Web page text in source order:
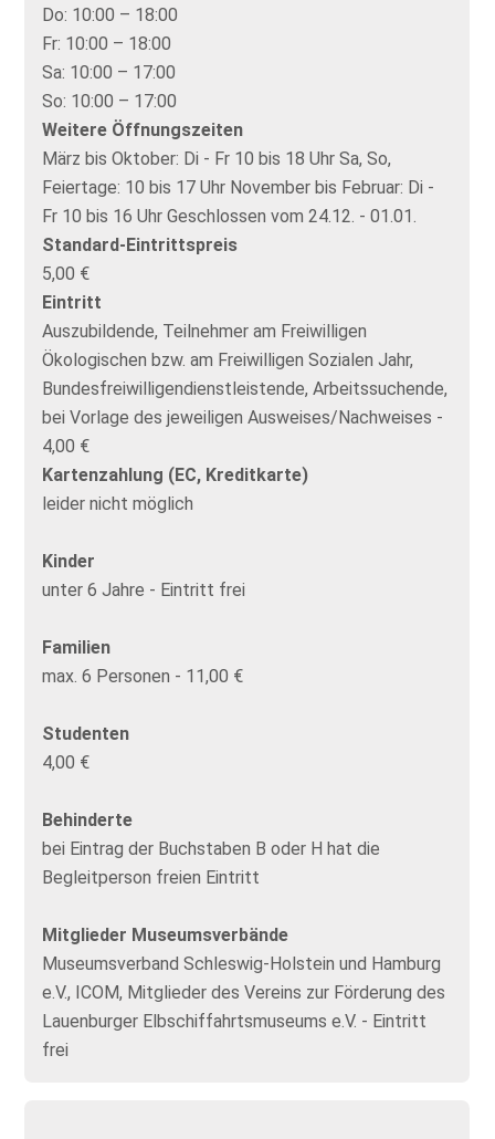
Do: 10:00 – 18:00
Fr: 10:00 – 18:00
Sa: 10:00 – 17:00
So: 10:00 – 17:00
Weitere Öffnungszeiten
März bis Oktober: Di - Fr 10 bis 18 Uhr Sa, So,
Feiertage: 10 bis 17 Uhr November bis Februar: Di -
Fr 10 bis 16 Uhr Geschlossen vom 24.12. - 01.01.
Standard-Eintrittspreis
5,00 €
Eintritt
Auszubildende, Teilnehmer am Freiwilligen
Ökologischen bzw. am Freiwilligen Sozialen Jahr,
Bundesfreiwilligendienstleistende, Arbeitssuchende,
bei Vorlage des jeweiligen Ausweises/Nachweises -
4,00 €
Kartenzahlung (EC, Kreditkarte)
leider nicht möglich
Kinder
unter 6 Jahre - Eintritt frei
Familien
max. 6 Personen - 11,00 €
Studenten
4,00 €
Behinderte
bei Eintrag der Buchstaben B oder H hat die
Begleitperson freien Eintritt
Mitglieder Museumsverbände
Museumsverband Schleswig-Holstein und Hamburg
e.V., ICOM, Mitglieder des Vereins zur Förderung des
Lauenburger Elbschiffahrtsmuseums e.V. - Eintritt
frei